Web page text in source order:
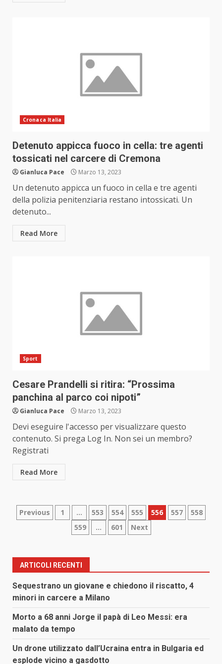
Cronaca Italia
Detenuto appicca fuoco in cella: tre agenti
tossicati nel carcere di Cremona
Gianluca Pace Marzo 13, 2023
Un detenuto appicca un fuoco in cella e tre agenti
della polizia penitenziaria restano intossicati. Un
detenuto...
Read More
Sport
Cesare Prandelli si ritira: “Prossima
panchina al parco coi nipoti”
Gianluca Pace Marzo 13, 2023
Devi eseguire l'accesso per visualizzare questo
contenuto. Si prega Log In. Non sei un membro?
Registrati
Read More
Paginazione
articoli
Previous 1 … 553 554 555 556 557
558
559
… 601 Next
ARTICOLI RECENTI
Sequestrano un giovane e chiedono il riscatto, 4
minori in carcere a Milano
Morto a 68 anni Jorge il papà di Leo Messi: era
malato da tempo
Un drone utilizzato dall’Ucraina entra in Bulgaria ed
esplode vicino a gasdotto